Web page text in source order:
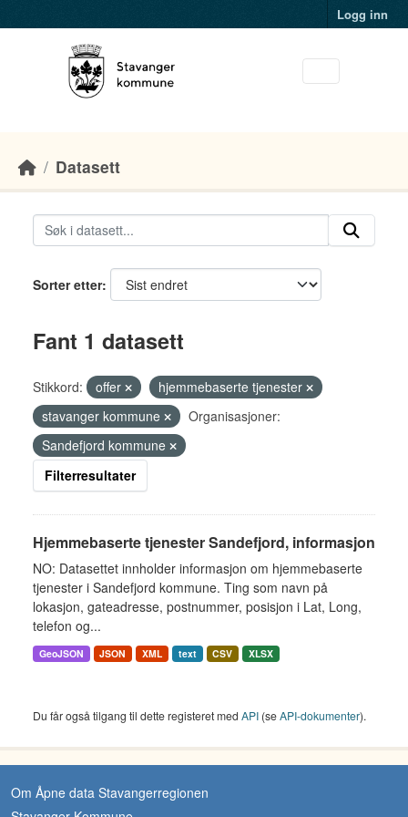
Logg inn
Datasett
Sorter etter
Fant 1 datasett
Stikkord: offer
hjemmebaserte tjenester
stavanger kommune
Organisasjoner:
Sandefjord kommune
Filterresultater
Hjemmebaserte tjenester Sandefjord, informasjon
NO: Datasettet innholder informasjon om hjemmebaserte
tjenester i Sandefjord kommune. Ting som navn på
lokasjon, gateadresse, postnummer, posisjon i Lat, Long,
telefon og...
GeoJSON JSON XML text CSV XLSX
Du får også tilgang til dette registeret med API (seAPI-dokumenter).
Om Åpne data Stavangerregionen